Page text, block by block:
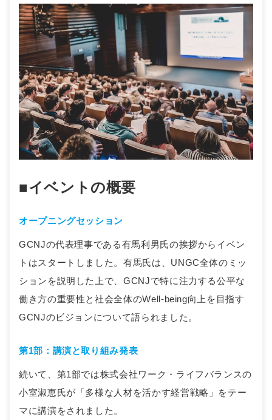
■イベントの概要
オープニングセッション
GCNJの代表理事である有馬利男氏の挨拶からイベン
トはスタートしました。有馬氏は、UNGC全体のミッ
ションを説明した上で、GCNJで特に注力する公平な
働き方の重要性と社会全体のWell-being向上を目指す
GCNJのビジョンについて語られました。
第1部：講演と取り組み発表
続いて、第1部では株式会社ワーク・ライフバランスの
小室淑恵氏が「多様な人材を活かす経営戦略」をテー
マに講演をされました。